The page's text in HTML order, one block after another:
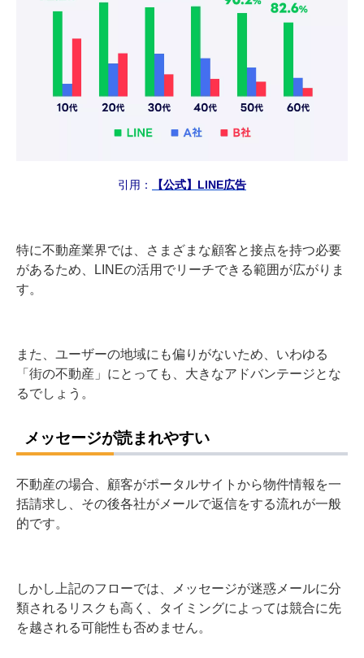
引用： 【公式】LINE広告
特に不動産業界では、さまざまな顧客と接点を持つ必要
があるため、LINEの活用でリーチできる範囲が広がりま
す。
また、ユーザーの地域にも偏りがないため、いわゆる
「街の不動産」にとっても、大きなアドバンテージとな
るでしょう。
メッセージが読まれやすい
不動産の場合、顧客がポータルサイトから物件情報を一
括請求し、その後各社がメールで返信をする流れが一般
的です。
しかし上記のフローでは、メッセージが迷惑メールに分
類されるリスクも高く、タイミングによっては競合に先
を越される可能性も否めません。